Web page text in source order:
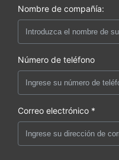
Nombre de compañía:
Número de teléfono
Correo electrónico *